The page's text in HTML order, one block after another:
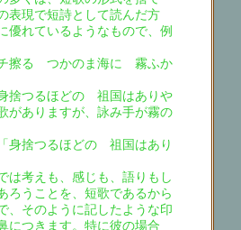
表現で短詩として読んだ方
優れているようなもので、例
る つかのま海に 霧ふか
ほどの 祖国はありや
がありますが、詠み手が霧の
るほどの 祖国はあり
は考えも、感じも、語りもし
ろうことを、短歌であるから
、そのように記したような印
につきます。特に彼の場合